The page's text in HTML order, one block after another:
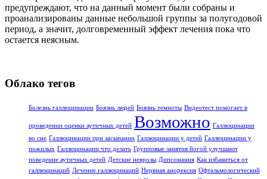
предупреждают, что на данный момент были собраны и
проанализированы данные небольшой группы за полугодовой
период, а значит, долговременный эффект лечения пока что
остается неясным.
Облако тегов
Болезнь галлюцинации Боязнь людей Боязнь темноты Видеотест помогает в
проведении оценки аутичных детей Возможно Галлюцинации
во сне Галлюцинации при засыпании Галлюцинации у детей Галлюцинации у
пожилых Галлюцинации что делать Групповые занятия йогой улучшают
поведение аутичных детей Детские неврозы Дипсомания Как избавиться от
галлюцинаций Лечение галлюцинаций Нервная анорексия Офтальмологический